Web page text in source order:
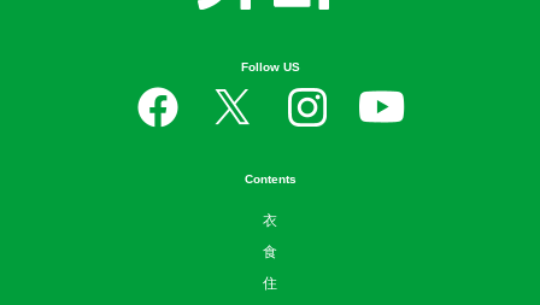
Follow US
Contents
衣
食
住